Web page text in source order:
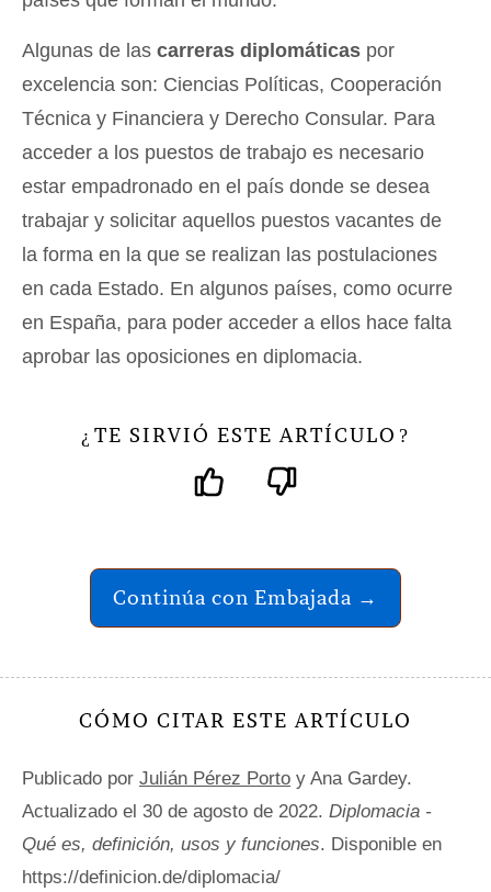
Algunas de las carreras diplomáticas por
excelencia son: Ciencias Políticas, Cooperación
Técnica y Financiera y Derecho Consular. Para
acceder a los puestos de trabajo es necesario
estar empadronado en el país donde se desea
trabajar y solicitar aquellos puestos vacantes de
la forma en la que se realizan las postulaciones
en cada Estado. En algunos países, como ocurre
en España, para poder acceder a ellos hace falta
aprobar las oposiciones en diplomacia.
¿ TE SIRVIÓ ESTE ARTÍCULO ?
Continúa con Embajada →
CÓMO CITAR ESTE ARTÍCULO
Publicado por Julián Pérez Porto y Ana Gardey.
Actualizado el 30 de agosto de 2022. Diplomacia -
Qué es, definición, usos y funciones. Disponible en
https://definicion.de/diplomacia/